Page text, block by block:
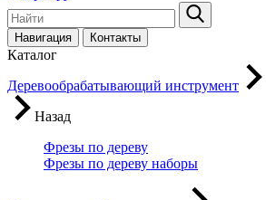
Навигация Контакты
Каталог
Деревообрабатывающий инструмент
Назад
Фрезы по дереву
Фрезы по дереву наборы